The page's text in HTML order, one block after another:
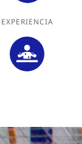
EXPERIENCIA